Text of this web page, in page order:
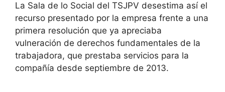
La Sala de lo Social del TSJPV desestima así el
recurso presentado por la empresa frente a una
primera resolución que ya apreciaba
vulneración de derechos fundamentales de la
trabajadora, que prestaba servicios para la
compañía desde septiembre de 2013.